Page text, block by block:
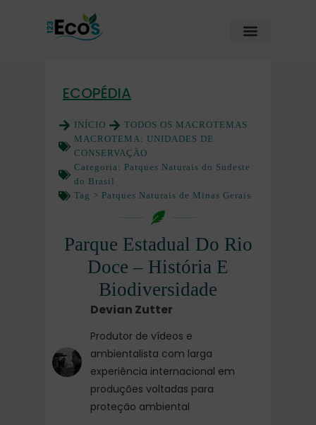
ECOPÉDIA
INÍCIO
TODOS OS MACROTEMAS
MACROTEMA: UNIDADES DE
CONSERVAÇÃO
Categoria: Parques Naturais do Sudeste
do Brasil
Tag > Parques Naturais de Minas Gerais
Parque Estadual Do Rio
Doce – História E
Biodiversidade
Devian Zutter
Produtor de vídeos e
ambientalista com larga
experiência internacional em
produções voltadas para
proteção ambiental